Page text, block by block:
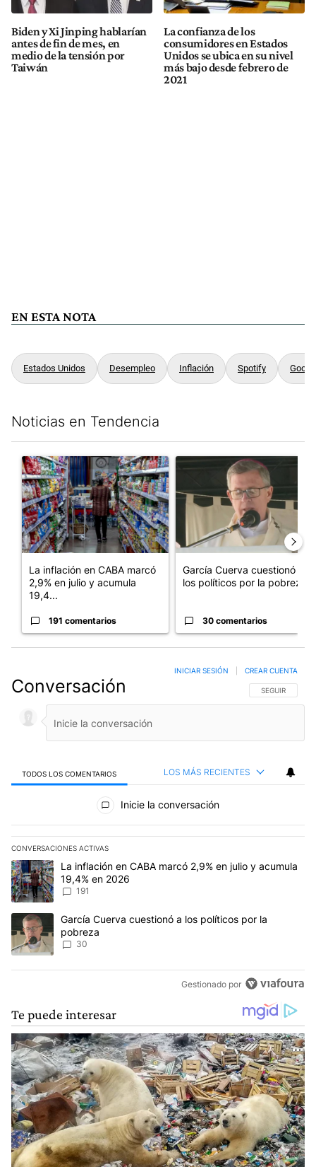
Biden y Xi Jinping hablarían
antes de fin de mes, en
medio de la tensión por
Taiwán
La confianza de los
consumidores en Estados
Unidos se ubica en su nivel
más bajo desde febrero de
2021
EN ESTA NOTA
Estados Unidos Desempleo Inflación Spotify
Noticias en Tendencia
Un artículo de tendencia con el título "La inflación en CABA
La inflación en CABA marcó
2,9% en julio y acumula
19,4...
191 comentarios
Un artículo de tendencia con
García Cuerva cuestionó a
los políticos por la pobreza
30 comentarios
Conversación SIGA ESTA
SEGUIR
INICIAR SESIÓN CREAR CUENTA
TODOS LOS COMENTARIOS LOS MÁS RECIENTES
Todos los comentarios
Inicie la conversación
CONVERSACIONES ACTIVAS
Este listado muestra los artículos con más comentarios en los
Un artículo de tendencia con el título "La inflación en CABA
La inflación en CABA marcó 2,9% en julio y acumula
19,4% en 2026
191
Un artículo de tendencia con el título "García Cuerva cuestionó
García Cuerva cuestionó a los políticos por la
pobreza
30
Gestionado por